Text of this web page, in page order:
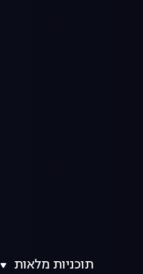
תוכניות מלאות